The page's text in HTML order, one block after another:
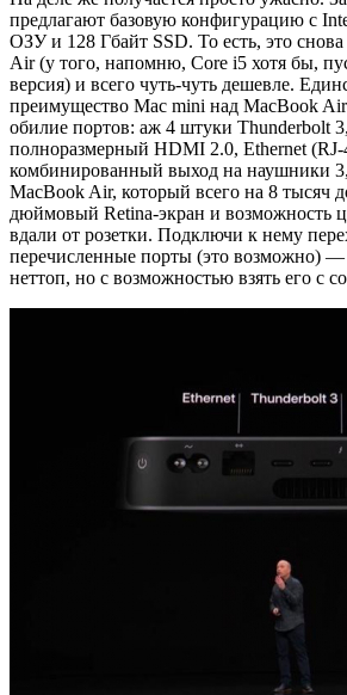
предлагают базовую конфигурацию с
ОЗУ и 128 Гбайт SSD. То есть, это
Air (у того, напомню, Core i5 хотя бы,
версия) и всего чуть-чуть дешевле.
преимущество Mac mini над MacBook
обилие портов: аж 4 штуки Thunderbolt
полноразмерный HDMI 2.0, Ethernet (RJ-
комбинированный выход на наушники
MacBook Air, который всего на 8 тысяч
дюймовый Retina-экран и возможность
вдали от розетки. Подключи к нему
перечисленные порты (это возможно)
неттоп, но с возможностью взять его с